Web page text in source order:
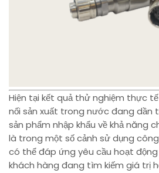
Hiện tại kết quả thử nghiệm thực
nối sản xuất trong nước đang dần
sản phẩm nhập khẩu về khả năng
là trong một số cảnh sử dụng
có thể đáp ứng yêu cầu hoạt
khách hàng đang tìm kiếm giá trị